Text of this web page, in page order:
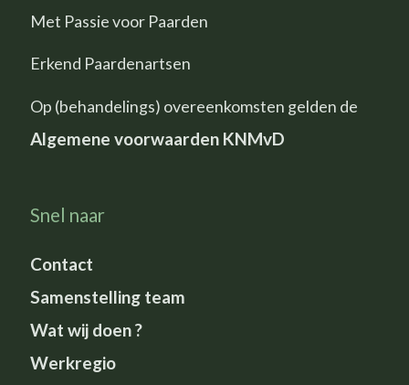
Met Passie voor Paarden
Erkend Paardenartsen
Op (behandelings) overeenkomsten gelden de
Algemene voorwaarden KNMvD
Snel naar
Contact
Samenstelling team
Wat wij doen ?
Werkregio